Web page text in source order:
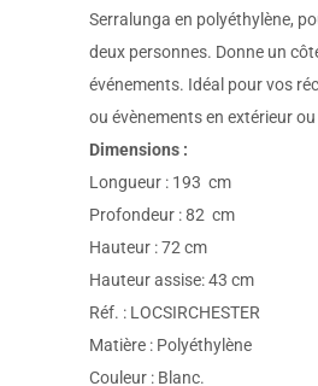
Serralunga en polyéthylène,
deux personnes. Donne un
événements. Idéal pour vos
ou évènements en extérieur
Dimensions :
Longueur : 193 cm
Profondeur : 82 cm
Hauteur : 72 cm
Hauteur assise: 43 cm
Réf. : LOCSIRCHESTER
Matière : Polyéthylène
Couleur : Blanc.